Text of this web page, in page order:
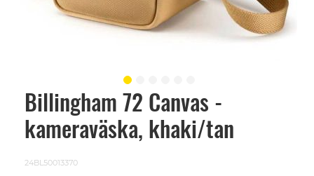
Billingham 72 Canvas -
kameraväska, khaki/tan
24BL50013370
Skip
beginning
images